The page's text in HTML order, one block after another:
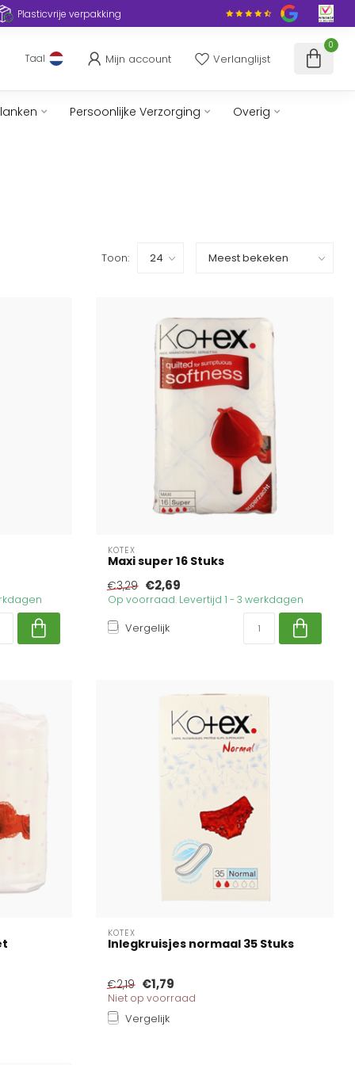
Plasticvrije verpakking
Taal Mijn account Verlanglijst
0
Persoonlijke Verzorging Overig
Toon:
KOTEX
Maxi super 16 Stuks
€3,29 €2,69
Op voorraad. Levertijd 1 - 3 werkdagen
Vergelijk
KOTEX
Inlegkruisjes normaal 35 Stuks
€2,19 €1,79
Niet op voorraad
Vergelijk